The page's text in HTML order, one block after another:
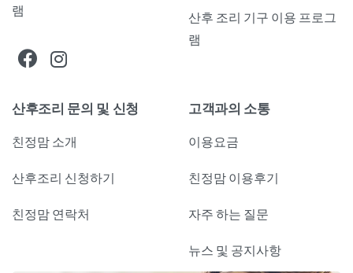
램
산후 조리 기구 이용 프로그
램
산후조리 문의 및 신청
친정맘 소개
산후조리 신청하기
친정맘 연락처
고객과의 소통
이용요금
친정맘 이용후기
자주 하는 질문
뉴스 및 공지사항